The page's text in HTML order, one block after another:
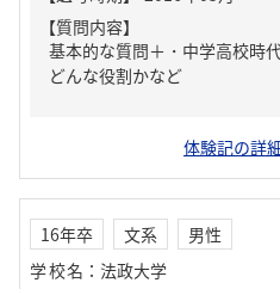
【質問内容】
基本的な質問＋・中学高校時
どんな役割かなど
体験記の詳
16年卒 文系
男性
学校名 ： 法政大学